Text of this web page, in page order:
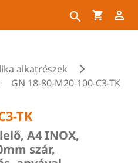
alkatrészek
GN 18-80-M20-100-C3-TK
TK
A4 INOX,
szár,